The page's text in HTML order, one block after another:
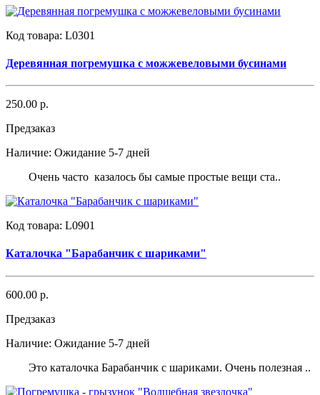
Код товара: L0301
Деревянная погремушка с можжевеловыми бусинами
250.00 р.
Предзаказ
Наличие: Ожидание 5-7 дней
Очень часто казалось бы самые простые вещи ста..
Код товара: L0901
Каталочка "Барабанчик с шариками"
600.00 р.
Предзаказ
Наличие: Ожидание 5-7 дней
Это каталочка Барабанчик с шариками. Очень полезная ..